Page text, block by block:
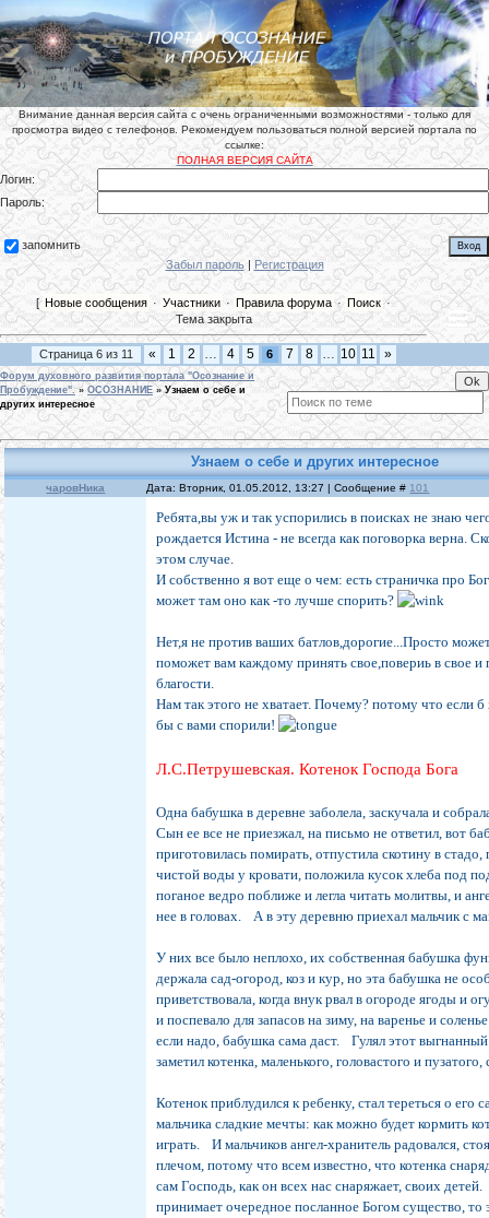
Внимание данная версия сайта с очень ограниченными возможностями - только для
просмотра видео с телефонов. Рекомендуем пользоваться полной версией портала по
ссылке:
ПОЛНАЯ ВЕРСИЯ САЙТА
Логин:
Пароль:
запомнить
Забыл пароль| Регистрация
[ Новые сообщения · Участники · Правила форума · Поиск·
Тема закрыта
Страница 6из 11 « 1 2 … 4 5 6 7 8 … 10 11 »
Форум духовного развития портала "Осознание и
Пробуждение". » ОСОЗНАНИЕ » Узнаем о себе и
других интересное
Узнаем о себе и других интересное
чаровНика Дата: Вторник, 01.05.2012, 13:27 | Сообщение # 101
Ребята,вы уж и так успорились в поисках не знаю
рождается Истина - не всегда как поговорка верна.
этом случае.
И собственно я вот еще о чем: есть страничка про
может там оно как -то лучше спорить?
Нет,я не против ваших батлов,дорогие...Просто
поможет вам каждому принять свое,повериь в свое и
благости.
Нам так этого не хватает. Почему? потому что если
бы с вами спорили!
Л.С.Петрушевская. Котенок Господа Бога
Одна бабушка в деревне заболела, заскучала и
Сын ее все не приезжал, на письмо не ответил, вот
приготовилась помирать, отпустила скотину в
чистой воды у кровати, положила кусок хлеба под
поганое ведро поближе и легла читать молитвы, и
нее в головах. А в эту деревню приехал мальчик с
У них все было неплохо, их собственная бабушка
держала сад-огород, коз и кур, но эта бабушка не
приветствовала, когда внук рвал в огороде ягоды и
и поспевало для запасов на зиму, на варенье и
если надо, бабушка сама даст. Гулял этот
заметил котенка, маленького, головастого и
Котенок приблудился к ребенку, стал тереться о его
мальчика сладкие мечты: как можно будет кормить
играть. И мальчиков ангел-хранитель радовался,
плечом, потому что всем известно, что котенка
сам Господь, как он всех нас снаряжает, своих
принимает очередное посланное Богом существо, то